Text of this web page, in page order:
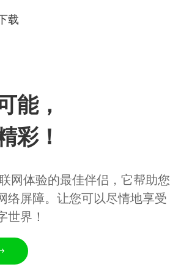
载
能，
彩！
网体验的最佳伴侣，它帮助您
络屏障。让您可以尽情地享受
世界！